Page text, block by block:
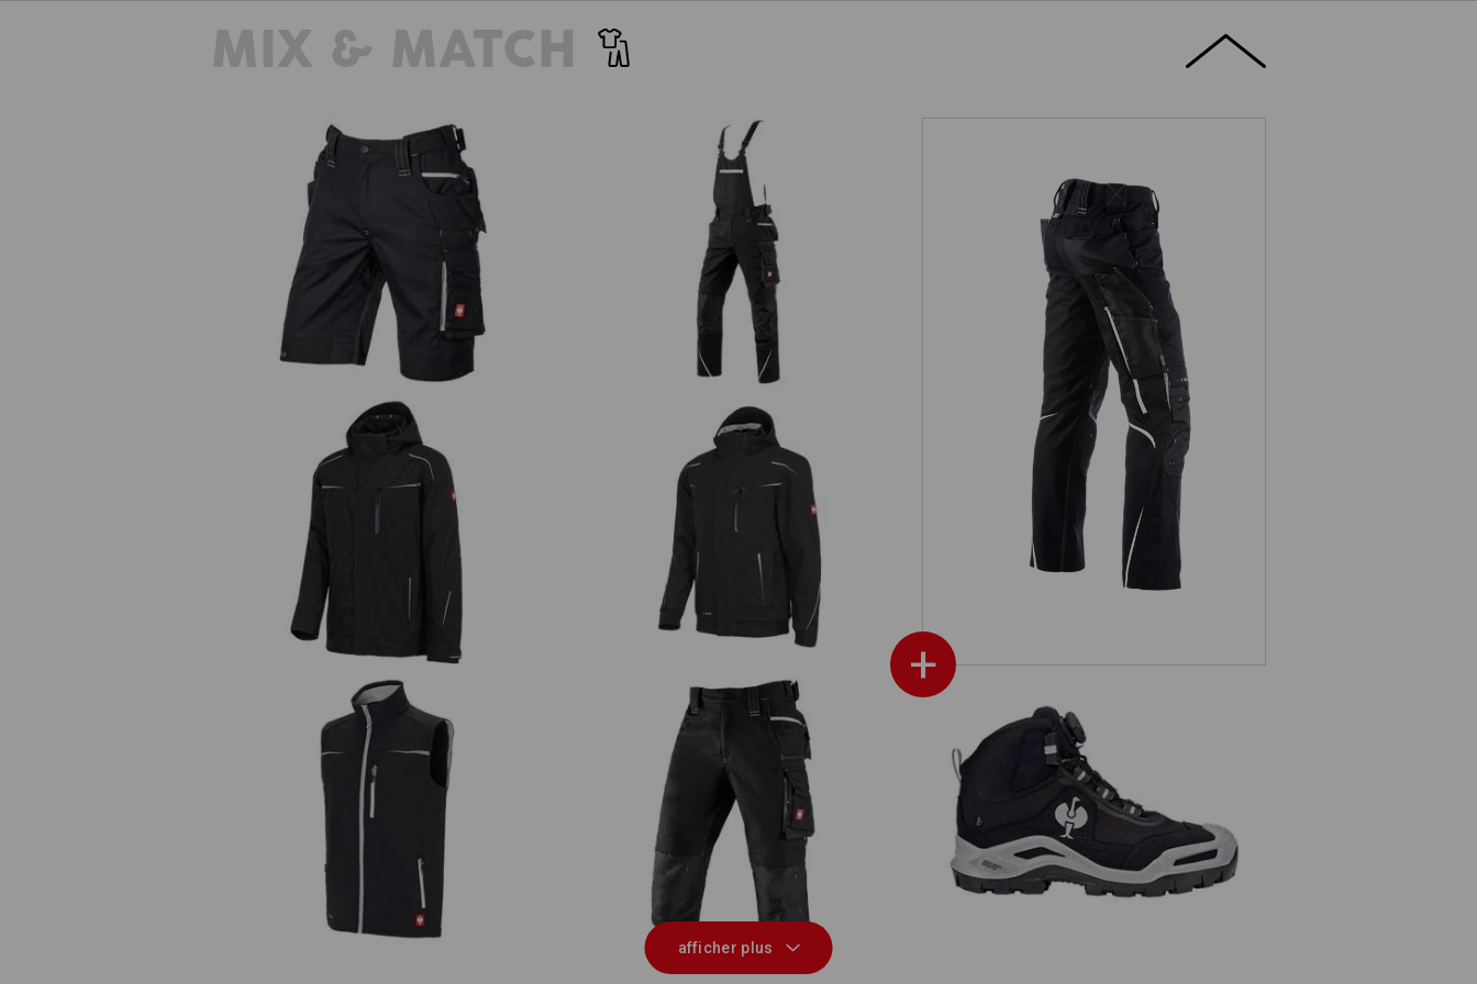
MIX & MATCH
Pantalon à taille élastique e.s.motion
2020
+
Short e.s.motion 2020 Salopette e.s.motion 2020
Veste de fonction 3 en 1 e.s.motion
Veste softshell d'hiver e.s.motion
2020, hommes
Gilet softshell e.s.motion 2020 Corsaire e.s.motion 2020
S3 Chaussures hautes de sécurité
e.s.Kastra II mid
afficher plus